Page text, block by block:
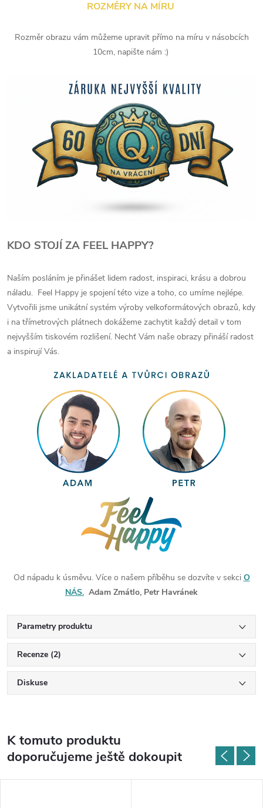
ROZMĚRY NA MÍRU
Rozměr obrazu vám můžeme upravit přímo na míru v násobcích
10cm, napište nám :)
KDO STOJÍ ZA FEEL HAPPY?
Naším posláním je přinášet lidem radost, inspiraci, krásu a dobrou
náladu. Feel Happy je spojení této vize a toho, co umíme nejlépe.
Vytvořili jsme unikátní systém výroby velkoformátových obrazů, kdy
i na třímetrových plátnech dokážeme zachytit každý detail v tom
nejvyšším tiskovém rozlišení. Nechť Vám naše obrazy přináší radost
a inspirují Vás.
Od nápadu k úsměvu. Více o našem příběhu se dozvíte v sekci O
NÁS. Adam Zmátlo, Petr Havránek
Parametry produktu
Recenze (2)
Diskuse
K tomuto produktu
doporučujeme ještě dokoupit